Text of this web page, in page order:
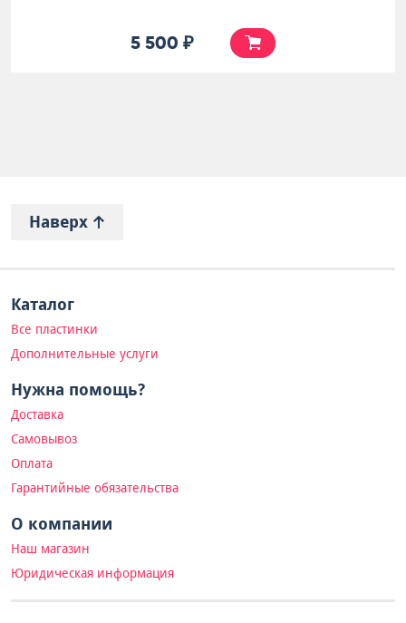
5 500 ₽
Наверх
Каталог
Все пластинки
Дополнительные услуги
Нужна помощь?
Доставка
Самовывоз
Оплата
Гарантийные обязательства
О компании
Наш магазин
Юридическая информация